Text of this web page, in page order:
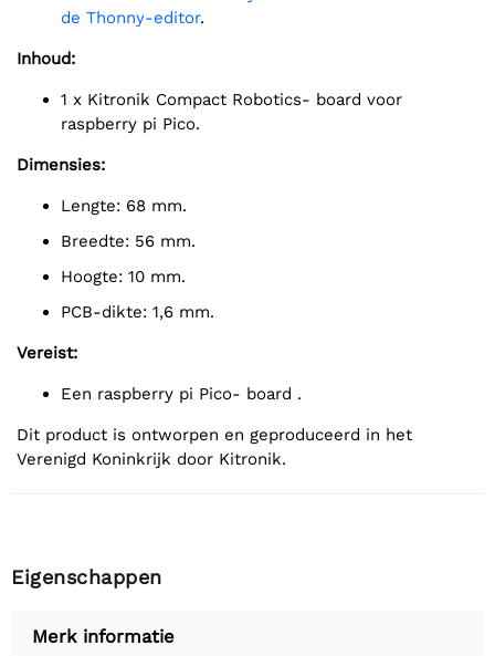
de Thonny-editor.
Inhoud:
1 x Kitronik Compact Robotics- board voor
raspberry pi Pico.
Dimensies:
Lengte: 68 mm.
Breedte: 56 mm.
Hoogte: 10 mm.
PCB-dikte: 1,6 mm.
Vereist:
Een raspberry pi Pico- board .
Dit product is ontworpen en geproduceerd in het
Verenigd Koninkrijk door Kitronik.
Eigenschappen
Merk informatie